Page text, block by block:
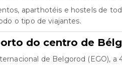
aparthotéis e hostels de
o tipo de viajantes.
do centro de
de Belgorod (EGO),